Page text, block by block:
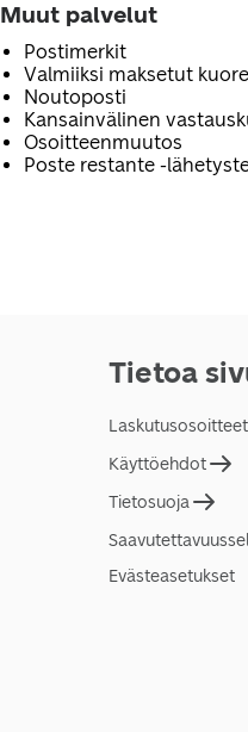
Muut palvelut
Postimerkit
Valmiiksi maksetut
Noutoposti
Kansainvälinen
Osoitteenmuutos
Poste restante -
Tietoa
Laskutusosoitteet
Käyttöehdot
Tietosuoja
Evästeasetukset